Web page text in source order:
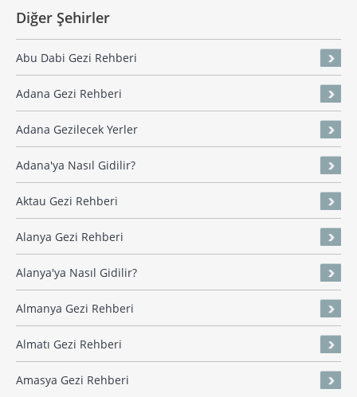
Diğer Şehirler
Abu Dabi Gezi Rehberi
Adana Gezi Rehberi
Adana Gezilecek Yerler
Adana'ya Nasıl Gidilir?
Aktau Gezi Rehberi
Alanya Gezi Rehberi
Alanya'ya Nasıl Gidilir?
Almanya Gezi Rehberi
Almatı Gezi Rehberi
Amasya Gezi Rehberi